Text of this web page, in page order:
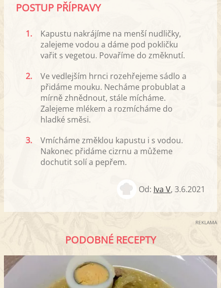
POSTUP PŘÍPRAVY
1.
Kapustu nakrájíme na menší nudličky,
zalejeme vodou a dáme pod pokličku
vařit s vegetou. Povaříme do změknutí.
2.
Ve vedlejším hrnci rozehřejeme sádlo a
přidáme mouku. Necháme probublat a
mírně zhnědnout, stále mícháme.
Zalejeme mlékem a rozmícháme do
hladké směsi.
3.
Vmícháme změklou kapustu i s vodou.
Nakonec přidáme cizrnu a můžeme
dochutit solí a pepřem.
Od: Iva V, 3.6.2021
REKLAMA
PODOBNÉ RECEPTY